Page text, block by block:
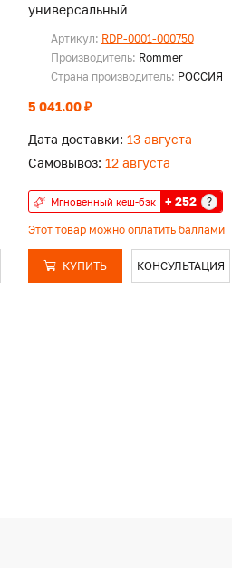
универсальный
Артикул: RDP-0001-000750
Производитель: Rommer
Страна производитель: РОССИЯ
5 041.00 ₽
Дата доставки: 13 августа
Самовывоз: 12 августа
Мгновенный кеш-бэк + 252 ?
Этот товар можно оплатить баллами
КУПИТЬ КОНСУЛЬТАЦИЯ